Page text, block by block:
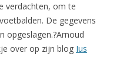
verdachten, om te
De gegevens
opgeslagen.?Arnoud
over op zijn blog Ius